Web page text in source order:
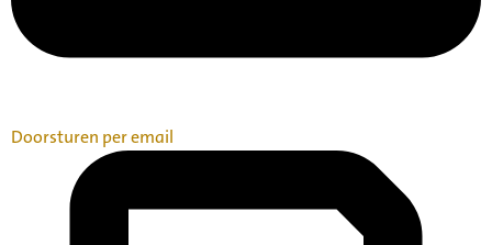
Doorsturen per email